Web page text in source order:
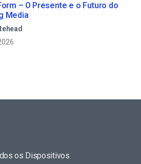
– O Presente e o Futuro do
Media
os Dispositivos